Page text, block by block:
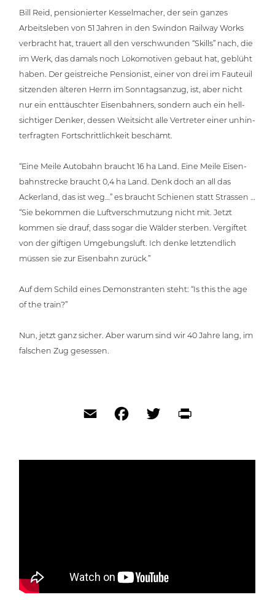
Bill Reid, pen­sio­nier­ter Kes­sel­ma­cher, der sein ganzes
Arbeits­le­ben von 51 Jahren in den Swindon Railway Works
verbracht hat, trauert all den ver­schwun­den “Skills” nach, die
im Werk, das damals noch Loko­mo­ti­ven gebaut hat, geblüht
haben. Der geist­rei­che Pen­sio­nist, einer von drei im Fauteuil
sitzenden älteren Herrn im Sonn­tags­an­zug, ist, aber nicht
nur ein ent­täusch­ter Eisen­bah­ners, sondern auch ein hell­
sich­ti­ger Denker, dessen Weitsicht alle Vertreter einer unhin­
ter­frag­ten Fort­schritt­lich­keit beschämt.
“Eine Meile Autobahn braucht 16 ha Land. Eine Meile Eisen­
bahn­stre­cke braucht 0,4 ha Land. Denk doch an all das
Ackerland, das ist weg…” es braucht Schienen statt Strassen …
“Sie bekommen die Luft­ver­schmut­zung nicht mit. Jetzt
kommen sie drauf, dass sogar die Wälder sterben. Vergiftet
von der giftigen Umge­bungs­luft. Ich denke letzt­end­lich
müssen sie zur Eisenbahn zurück.”
Auf dem Schild eines Demons­tran­ten steht: “Is this the age
of the train?”
Nun, jetzt ganz sicher. Aber warum sind wir 40 Jahre lang, im
falschen Zug gesessen.
Email FacebookTwitter